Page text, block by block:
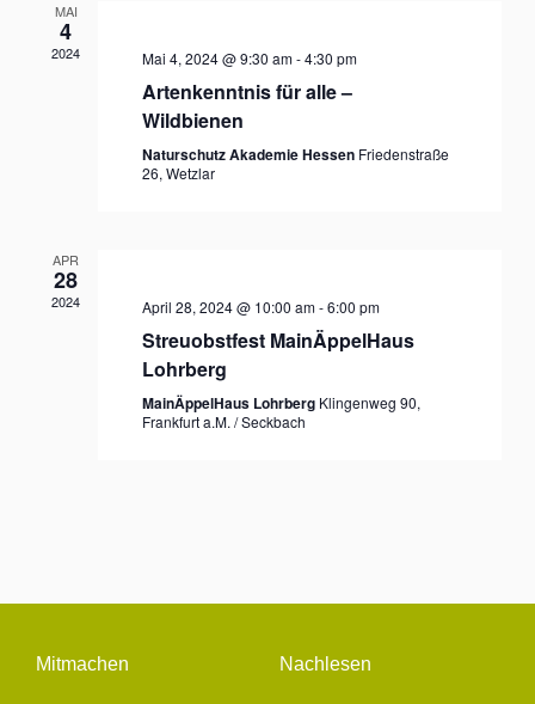
MAI
4
2024 Mai 4, 2024 @ 9:30 am-4:30 pm
Artenkenntnis für alle –
Wildbienen
Naturschutz Akademie Hessen Friedenstraße
26, Wetzlar
APR
28
2024 April 28, 2024 @ 10:00 am-6:00 pm
Streuobstfest MainÄppelHaus
Lohrberg
MainÄppelHaus Lohrberg Klingenweg 90,
Frankfurt a.M. / Seckbach
Mitmachen Nachlesen